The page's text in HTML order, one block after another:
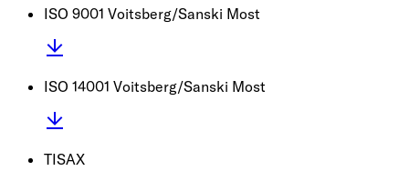
ISO 9001 Voitsberg/Sanski Most
ISO 14001 Voitsberg/Sanski Most
TISAX